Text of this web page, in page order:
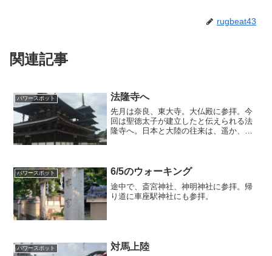
rugbeat43
関連記事
パワースポット 法隆寺へ
先月は奈良、東大寺。大仏殿に参拝。今
回は聖徳太子が建立したと伝えられる法
隆寺へ。日本と大陸の往来は、遥か、欧
パワースポット 6/5のウォーキング
途中で、斎宮神社、神明神社に参拝。帰
り道に車座駅神社にも参拝。
パワースポット 対馬上陸